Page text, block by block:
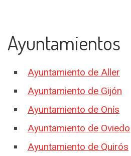
Ayuntamientos
Ayuntamiento de Aller
Ayuntamiento de Gijón
Ayuntamiento de Onís
Ayuntamiento de Oviedo
Ayuntamiento de Quirós